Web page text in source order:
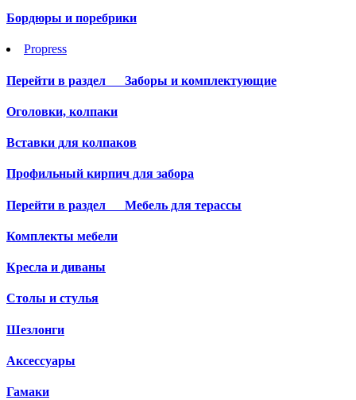
Бордюры и поребрики
Propress
Перейти в раздел Заборы и комплектующие
Оголовки, колпаки
Вставки для колпаков
Профильный кирпич для забора
Перейти в раздел Мебель для терассы
Комплекты мебели
Кресла и диваны
Столы и стулья
Шезлонги
Аксессуары
Гамаки